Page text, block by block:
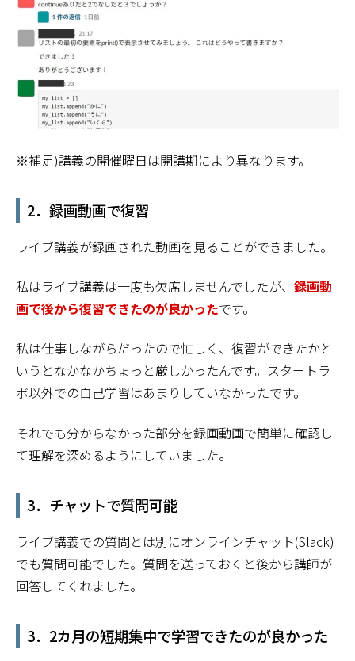
※補足)講義の開催曜日は開講期により異なります。
2．録画動画で復習
ライブ講義が録画された動画を見ることができました。
私はライブ講義は一度も欠席しませんでしたが、 録画動
画で後から復習できたのが良かったです。
私は仕事しながらだったので忙しく、復習ができたかと
いうとなかなかちょっと厳しかったんです。スタートラ
ボ以外での自己学習はあまりしていなかったです。
それでも分からなかった部分を録画動画で簡単に確認し
て理解を深めるようにしていました。
3．チャットで質問可能
ライブ講義での質問とは別にオンラインチャット(Slack)
でも質問可能でした。質問を送っておくと後から講師が
回答してくれました。
3．2カ月の短期集中で学習できたのが良かった